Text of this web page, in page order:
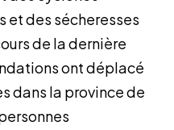
et des sécheresses
de la dernière
ont déplacé
dans la province de